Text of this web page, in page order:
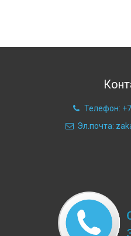
Телефон:
Эл.почта: